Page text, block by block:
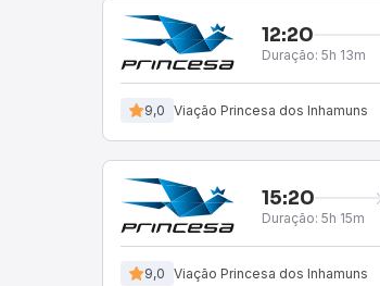
12:20
Duração: 5h 13m
9,0 Viação Princesa dos Inhamuns
15:20
Duração: 5h 15m
9,0 Viação Princesa dos Inhamuns